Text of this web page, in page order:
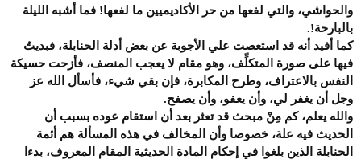
والحواشي، والتي لفعها من حر الأكاديميين ما لفعها! فما أشبه الليلة
بالبارحة!.
كما أفيد أنه قد استعصت علي الأجوبة عن بعض أدلة الحنابلة، فبديتُ
فيها على صورة المتكلِّف، وهو مقام لا يعجب المنصف، فأزحت حسيكة
النفس بالاعتراف، وطرح المكابرة، فإن بقي شيء، فأسأل الله عز
وجل أن يغفر لي، وأن يعفو، وأن يصفح.
والله يعلم، كم مِنْ مبحث قد تعثر بعد أن استقام عوده بسبب أن
الحديث فيه علة، خصوصا وأن المخالف في هذه المسألة هم أئمة
الحنابلة الذين بلغوا في إحكام المادة الحديثية المقام المعروف، بدءا